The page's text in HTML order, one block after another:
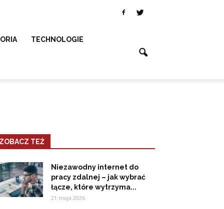
TECHNOLOGIE
ZOBACZ TEŻ
Niezawodny internet do
pracy zdalnej – jak wybrać
łącze, które wytrzyma...
21 maja 2026